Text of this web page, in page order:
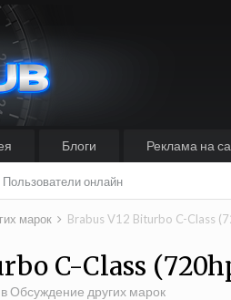
Пользователи онлайн
Блоги Реклама на
марок Brabus V12 Biturbo C-Class
C-Class
вОбсуждение других марок